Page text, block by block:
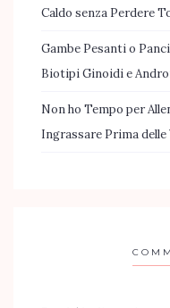
Caldo senza Perdere
Gambe Pesanti o
Biotipi Ginoidi e
Non ho Tempo per
Ingrassare Prima delle